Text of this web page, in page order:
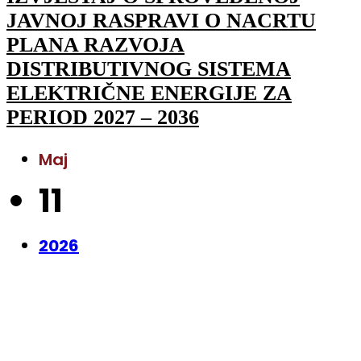
JAVNOJ RASPRAVI O NACRTU
PLANA RAZVOJA
DISTRIBUTIVNOG SISTEMA
ELEKTRIČNE ENERGIJE ZA
PERIOD 2027 – 2036
Maj
11
2026